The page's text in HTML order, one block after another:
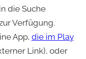
die Suche
Verfügung.
App, die im Play
Link), oder